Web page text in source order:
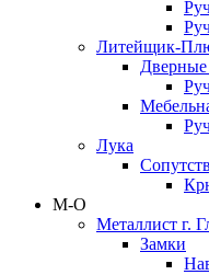
Литейщик-
Дверные
Лука
М-О
Металлист г.
Замки